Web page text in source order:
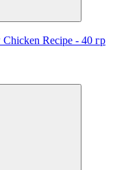
Recipe - 40 гр